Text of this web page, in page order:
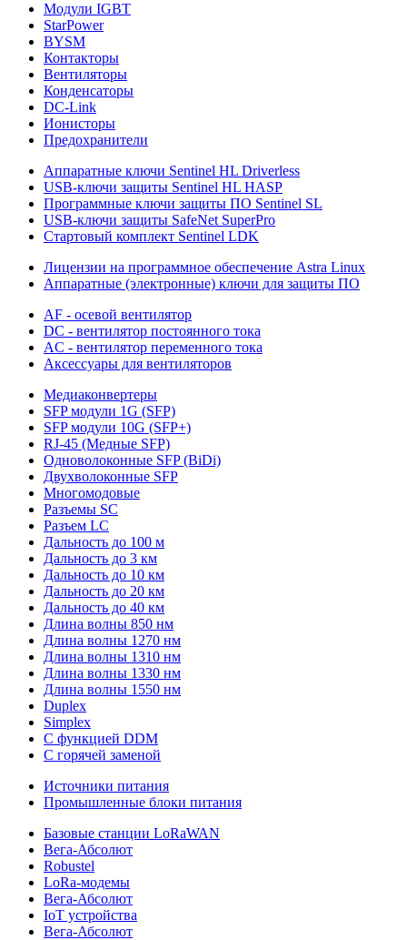
Модули IGBT
StarPower
BYSM
Контакторы
Вентиляторы
Конденсаторы
DC-Link
Ионисторы
Предохранители
Аппаратные ключи Sentinel HL Driverless
USB-ключи защиты Sentinel HL HASP
Программные ключи защиты ПО Sentinel SL
USB-ключи защиты SafeNet SuperPro
Стартовый комплект Sentinel LDK
Лицензии на программное обеспечение Astra Linux
Аппаратные (электронные) ключи для защиты ПО
AF - осевой вентилятор
DC - вентилятор постоянного тока
AC - вентилятор переменного тока
Аксессуары для вентиляторов
Медиаконвертеры
SFP модули 1G (SFP)
SFP модули 10G (SFP+)
RJ-45 (Медные SFP)
Одноволоконные SFP (BiDi)
Двухволоконные SFP
Многомодовые
Разъемы SC
Разъем LC
Дальность до 100 м
Дальность до 3 км
Дальность до 10 км
Дальность до 20 км
Дальность до 40 км
Длина волны 850 нм
Длина волны 1270 нм
Длина волны 1310 нм
Длина волны 1330 нм
Длина волны 1550 нм
Duplex
Simplex
С функцией DDM
С горячей заменой
Источники питания
Промышленные блоки питания
Базовые станции LoRaWAN
Вега-Абсолют
Robustel
LoRa-модемы
Вега-Абсолют
IoT устройства
Вега-Абсолют